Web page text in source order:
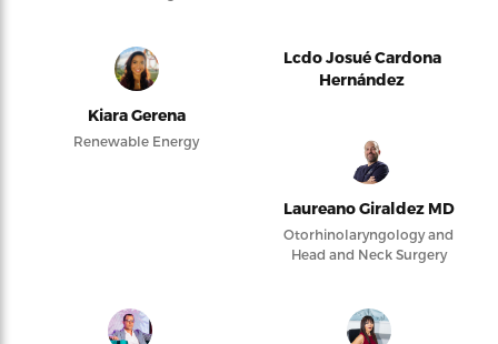
Kiara Gerena
Renewable Energy
Lcdo Josué Cardona
Hernández
Laureano Giraldez MD
Otorhinolaryngology and
Head and Neck Surgery